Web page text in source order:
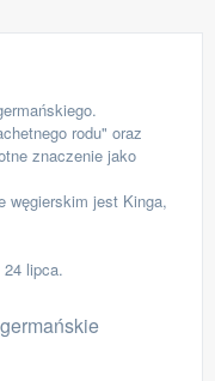
rodu" oraz
znaczenie jako
węgierskim jest Kinga,
lipca.